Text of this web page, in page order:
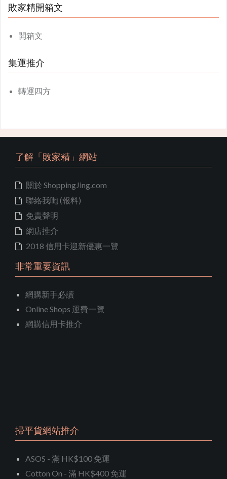
敗家精開箱文
開箱文
集運推介
轉運四方
了解「敗家精」網站
關於 ShoppingJing.com
聯絡我哋 (報料)
免責聲明
網店推介
2018 信用卡迎新優惠一覽
非常重要資訊
網購新手必讀
Online Shops 運費一覽
網購信用卡推介
掃平貨網站推介
ASOS - 滿 HK$100 免運
Cotton On - 滿 HK$400 免運